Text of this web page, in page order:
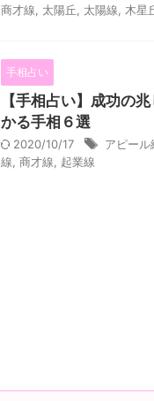
商才線
太陽丘 太陽線 木星
手相占い
【手相占い】成功の
かる手相６選
2020/10/17 アピール
線 商才線 起業線